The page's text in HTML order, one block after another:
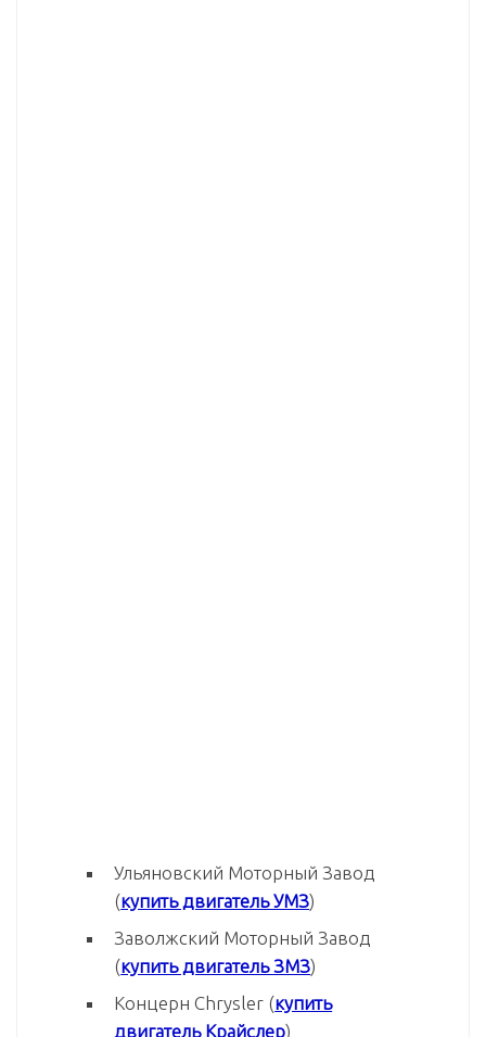
Ульяновский Моторный Завод
(купить двигатель УМЗ)
Заволжский Моторный Завод
(купить двигатель ЗМЗ)
Концерн Chrysler (купить
двигатель Крайслер)